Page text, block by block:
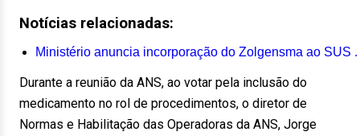
Notícias relacionadas:
Ministério anuncia incorporação do Zolgensma ao SUS .
Durante a reunião da ANS, ao votar pela inclusão do
medicamento no rol de procedimentos, o diretor de
Normas e Habilitação das Operadoras da ANS, Jorge